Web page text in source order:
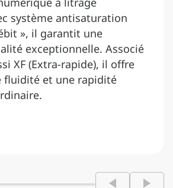
système antisaturation
», il garantit une
exceptionnelle. Associé
XF (Extra-rapide), il offre
fluidité et une rapidité